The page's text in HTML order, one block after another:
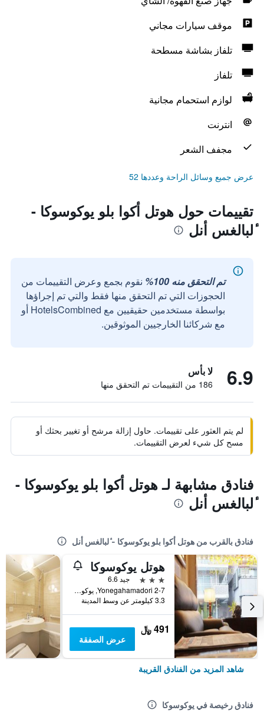
موقف سيارات مجاني
تلفاز بشاشة مسطحة
تلفاز
لوازم استحمام مجانية
انترنت
مجفف الشعر
عرض جميع وسائل الراحة وعددها 52
تقييمات حول هوتل أكوا بلو يوكوسوكا -
ٔلبالغس أنل
تم التحقق منه 100%
نقوم بجمع وعرض التقييمات من
الحجوزات التي تم التحقق منها فقط والتي تم إجراؤها
بواسطة مستخدمين حقيقيين مع HotelsCombined أو
مع شركائنا الخارجيين الموثوقين.
6.9 لا بأس
186 من التقييمات تم التحقق منها
لم يتم العثور على تقييمات. حاول إزالة مرشح أو تغيير بحثك أو
مسح كل شيء لعرض التقييمات.
فنادق مشابهة لـ هوتل أكوا بلو يوكوسوكا -
ٔلبالغس أنل
فنادق بالقرب من هوتل أكوا بلو يوكوسوكا - ٔلبالغس أنل
هوتل يوكوسوكا
3 نجوم
جيد 6.6
2-7 Yonegahamadori, يوكوسوكا, اليابان
3.3 كيلومتر عن وسط المدينة
491 ﷼
عرض الصفقة
شاهد المزيد من الفنادق القريبة
فنادق رخيصة في يوكوسوكا